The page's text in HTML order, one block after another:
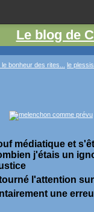
Le blog de
bonheur des rites... le
médiatique et
j'étais un
l'attention
une